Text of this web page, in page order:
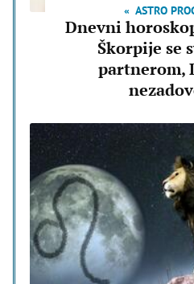
ASTRO
Dnevni
Škorpije se
partnerom,